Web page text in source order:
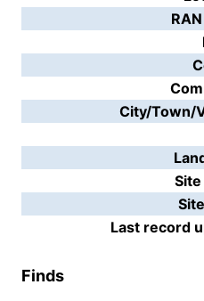
City/Town/
Last record
Finds